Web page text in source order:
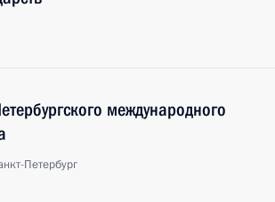
международного
Петербург